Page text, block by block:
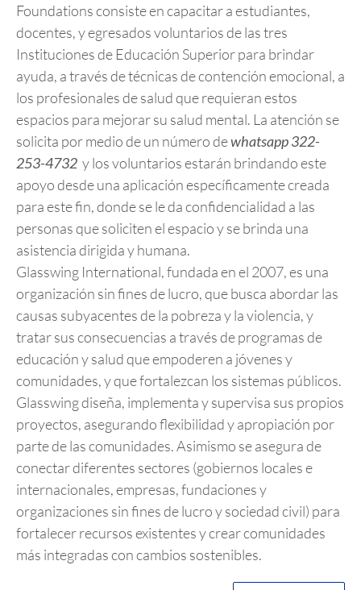
Foundations consiste en capacitar a estudiantes,
docentes, y egresados voluntarios de las tres
Instituciones de Educación Superior para brindar
ayuda, a través de técnicas de contención emocional, a
los profesionales desaludque requieran estos
espacios para mejorar su salud mental. La atención se
solicita por medio de un número dewhatsapp 322-
253-4732 y los voluntarios estarán brindando este
apoyo desde una aplicación específicamente creada
para este fin, donde se le da confidencialidad a las
personas que soliciten el espacio y se brinda una
asistencia dirigida y humana.
Glasswing International, fundada en el 2007, es una
organización sin fines de lucro, que busca abordar las
causas subyacentes de la pobreza y la violencia, y
tratar sus consecuencias a través de programas de
educación ysaludque empoderen a jóvenes y
comunidades, y que fortalezcan los sistemas públicos.
Glasswing diseña, implementa y supervisa sus propios
proyectos, asegurando flexibilidad y apropiación por
parte de las comunidades. Asimismo se asegura de
conectar diferentes sectores (gobiernos locales e
internacionales, empresas, fundaciones y
organizaciones sin fines de lucro y sociedad civil) para
fortalecer recursos existentes y crear comunidades
más integradas con cambios sostenibles.